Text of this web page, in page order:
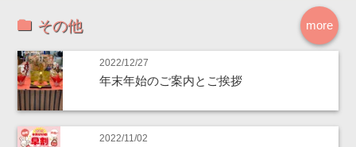
more
その他
2022/12/27
年末年始のご案内とご挨拶
2022/11/02